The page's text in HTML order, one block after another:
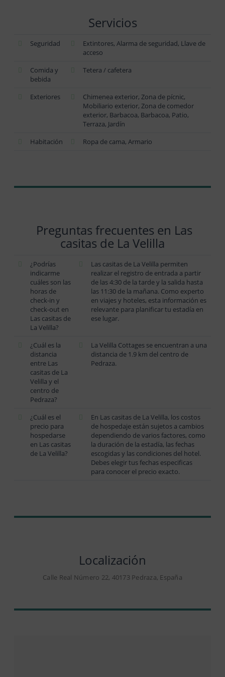
Servicios
Seguridad
Extintores, Alarma de seguridad, Llave de
acceso
Comida y
bebida
Tetera / cafetera
Exteriores
Chimenea exterior, Zona de pícnic,
Mobiliario exterior, Zona de comedor
exterior, Barbacoa, Barbacoa, Patio,
Terraza, Jardín
Habitación
Ropa de cama, Armario
Preguntas frecuentes en Las
casitas de La Velilla
¿Podrías
indicarme
cuáles son las
horas de
check-in y
check-out en
Las casitas de
La Velilla?
Las casitas de La Velilla permiten
realizar el registro de entrada a partir
de las 4:30 de la tarde y la salida hasta
las 11:30 de la mañana. Como experto
en viajes y hoteles, esta información es
relevante para planificar tu estadía en
ese lugar.
¿Cuál es la
distancia
entre Las
casitas de La
Velilla y el
centro de
Pedraza?
La Velilla Cottages se encuentran a una
distancia de 1.9 km del centro de
Pedraza.
¿Cuál es el
precio para
hospedarse
en Las casitas
de La Velilla?
En Las casitas de La Velilla, los costos
de hospedaje están sujetos a cambios
dependiendo de varios factores, como
la duración de la estadía, las fechas
escogidas y las condiciones del hotel.
Debes elegir tus fechas especificas
para conocer el precio exacto.
Localización
Calle Real Número 22, 40173 Pedraza, España